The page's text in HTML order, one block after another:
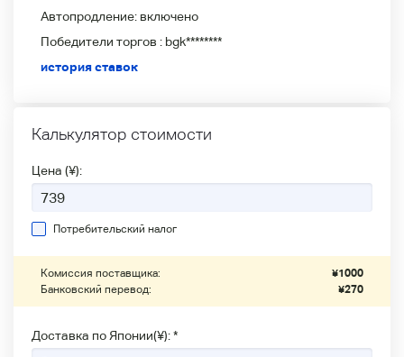
Автопродление: включено
Победители
торгов : bgk********
история ставок
Калькулятор стоимости
Цена (¥):
Потребительский налог
Комиссия поставщика: ¥1000
Банковский перевод:
¥270
Доставка по Японии(¥): *